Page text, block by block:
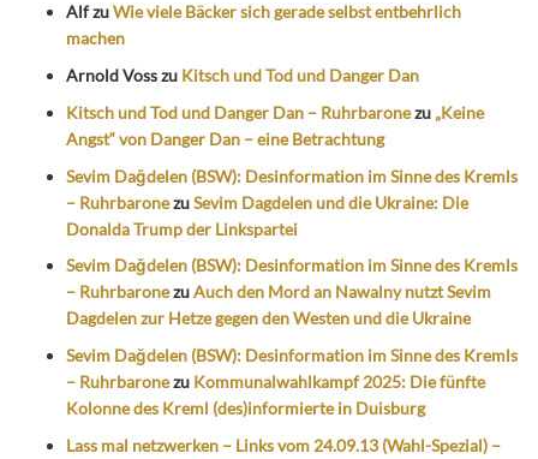
AlfzuWie viele Bäcker sich gerade selbst entbehrlich
machen
Arnold Vosszu Kitsch und Tod und Danger Dan
Kitsch und Tod und Danger Dan – Ruhrbaronezu „Keine
Angst“ von Danger Dan – eine Betrachtung
Sevim Dağdelen (BSW): Desinformation im Sinne des Kremls
– RuhrbaronezuSevim Dagdelen und die Ukraine: Die
Donalda Trump der Linkspartei
Sevim Dağdelen (BSW): Desinformation im Sinne des Kremls
– RuhrbaronezuAuch den Mord an Nawalny nutzt Sevim
Dagdelen zur Hetze gegen den Westen und die Ukraine
Sevim Dağdelen (BSW): Desinformation im Sinne des Kremls
– Ruhrbaronezu Kommunalwahlkampf 2025: Die fünfte
Kolonne des Kreml (des)informierte in Duisburg
Lass mal netzwerken – Links vom 24.09.13 (Wahl-Spezial) –